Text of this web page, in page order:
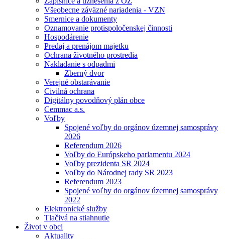
Všeobecne záväzné nariadenia - VZN
Smernice a dokumenty
Oznamovanie protispoločenskej činnosti
Hospodárenie
Predaj a prenájom majetku
Ochrana životného prostredia
Nakladanie s odpadmi
Zberný dvor
Verejné obstarávanie
Civilná ochrana
Digitálny povodňový plán obce
Cemmac a.s.
Voľby
Spojené voľby do orgánov územnej samosprávy
2026
Referendum 2026
Voľby do Európskeho parlamentu 2024
Voľby prezidenta SR 2024
Voľby do Národnej rady SR 2023
Referendum 2023
Spojené voľby do orgánov územnej samosprávy
2022
Elektronické služby
Tlačivá na stiahnutie
Život v obci
Aktuality